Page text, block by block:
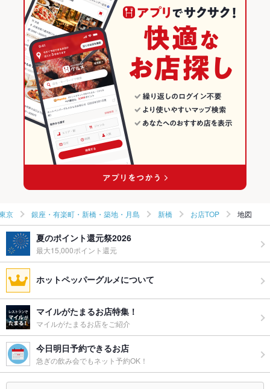
京 銀座・有楽町・新橋・築地・月島 新橋 お店TOP 地図
夏のポイント還元祭2026
最大15,000ポイント還元
ホットペッパーグルメについて
マイルがたまるお店特集！
マイルがたまるお店をご紹介
今日明日予約できるお店
急ぎの飲み会でもネット予約OK！